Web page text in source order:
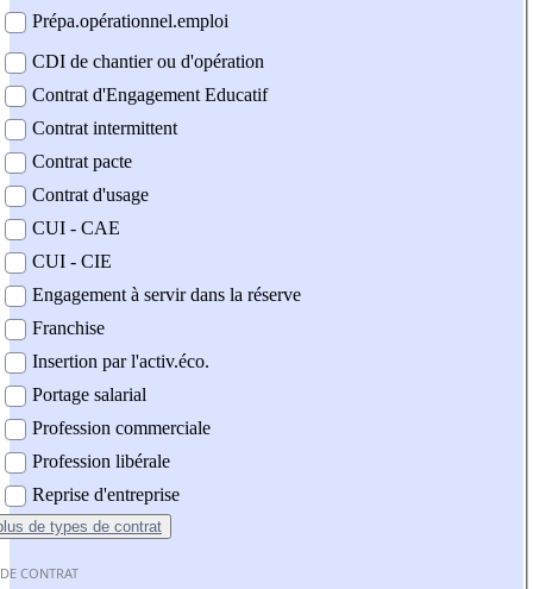
Prépa.opérationnel.emploi
CDI de chantier ou d'opération
Contrat d'Engagement Educatif
Contrat intermittent
Contrat pacte
Contrat d'usage
CUI - CAE
CUI - CIE
Engagement à servir dans la réserve
Franchise
Insertion par l'activ.éco.
Portage salarial
Profession commerciale
Profession libérale
Reprise d'entreprise
de types de contrat
CONTRAT